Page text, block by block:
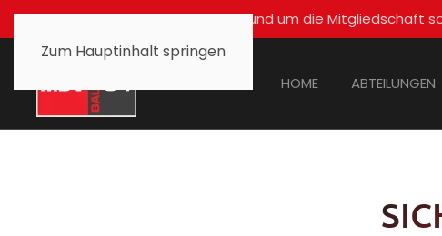
Zum Hauptinhalt springen
Für alle Fragen rund um die Mitgliedschaft
HOME ABTEILUNGEN